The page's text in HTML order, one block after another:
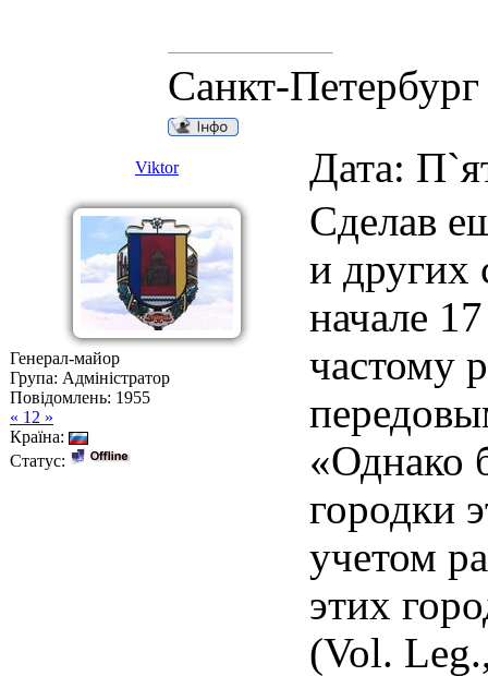
Санкт-Петербург
Viktor Дата:
Генерал-майор
Група: Адміністратор
Повідомлень: 1955
« 12 »
Країна:
Статус:
Сделав
и других
начале
частому
«Однако
городки
учетом
этих
(Vol.